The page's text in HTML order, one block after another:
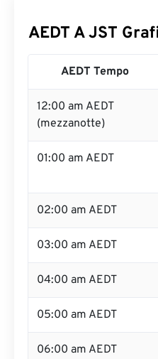
AEDT A JST
AEDT Tempo
12:00 am AEDT
(mezzanotte)
01:00 am AEDT
02:00 am AEDT
03:00 am AEDT
04:00 am AEDT
05:00 am AEDT
06:00 am AEDT